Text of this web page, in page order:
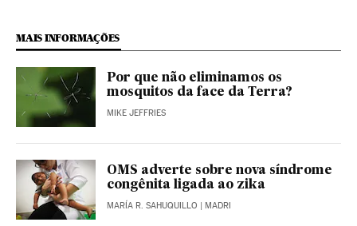
MAIS INFORMAÇÕES
Por que não eliminamos os
mosquitos da face da Terra?
MIKE JEFFRIES
OMS adverte sobre nova síndrome
congênita ligada ao zika
MARÍA R. SAHUQUILLO | MADRI